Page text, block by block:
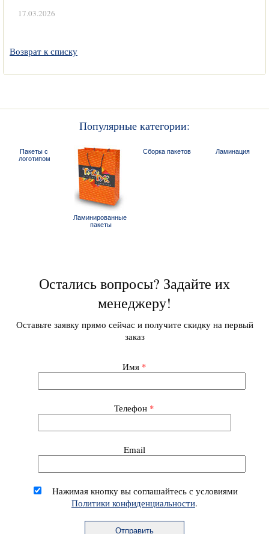
17.03.2026
Возврат к списку
Популярные категории:
Пакеты с
логотипом
Ламинированные
пакеты
Сборка пакетов Ламинация
Остались вопросы? Задайте их
менеджеру!
Оставьте заявку прямо сейчас и получите скидку на первый
заказ
Имя *
Телефон *
Email
Нажимая кнопку вы соглашайтесь с условиями
Политики конфиденциальности.